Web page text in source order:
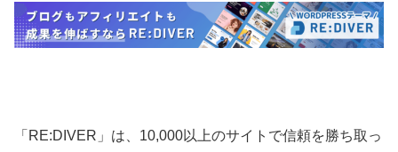
「RE:DIVER」は、10,000以上のサイトで信頼を勝ち取っ